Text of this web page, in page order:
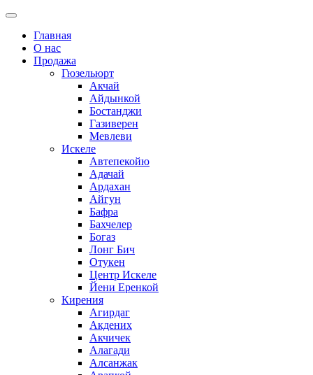
Главная
О нас
Продажа
Гюзельюрт
Акчай
Айдынкой
Бостанджи
Газиверен
Мевлеви
Искеле
Автепекойю
Адачай
Ардахан
Айгун
Бафра
Бахчелер
Богаз
Лонг Бич
Отукен
Центр Искеле
Йени Еренкой
Кирения
Агирдаг
Акдених
Акчичек
Алагади
Алсанжак